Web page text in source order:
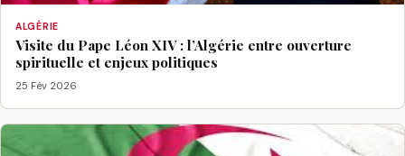
ALGÉRIE
Visite du Pape Léon XIV : l’Algérie entre ouverture
spirituelle et enjeux politiques
25 Fév 2026